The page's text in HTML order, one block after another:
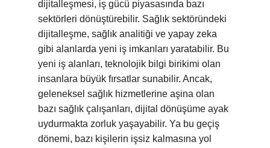
dijitalleşmesi, iş gücü piyasasında bazı
sektörleri dönüştürebilir. Sağlık sektöründeki
dijitalleşme, sağlık analitiği ve yapay zeka
gibi alanlarda yeni iş imkanları yaratabilir. Bu
yeni iş alanları, teknolojik bilgi birikimi olan
insanlara büyük fırsatlar sunabilir. Ancak,
geleneksel sağlık hizmetlerine aşina olan
bazı sağlık çalışanları, dijital dönüşüme ayak
uydurmakta zorluk yaşayabilir. Ya bu geçiş
dönemi, bazı kişilerin işsiz kalmasına yol